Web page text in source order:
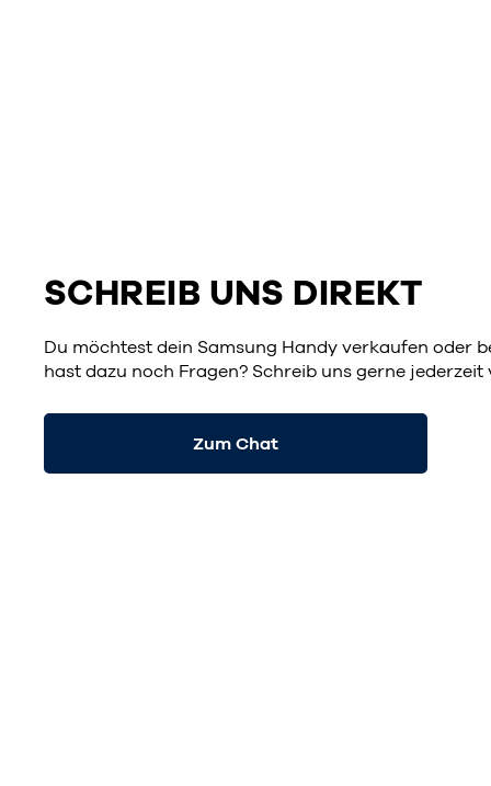
SCHREIB UNS DIREKT
Du möchtest dein Samsung Handy verkaufen oder
hast dazu noch Fragen? Schreib uns gerne jederzeit
Zum Chat